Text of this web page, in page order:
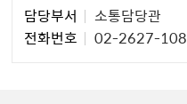
자
담당부서
소통담당관
전화번호
02-2627-